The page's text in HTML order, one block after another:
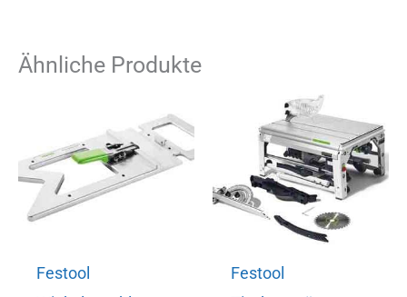
Ähnliche Produkte
Festool
Festool